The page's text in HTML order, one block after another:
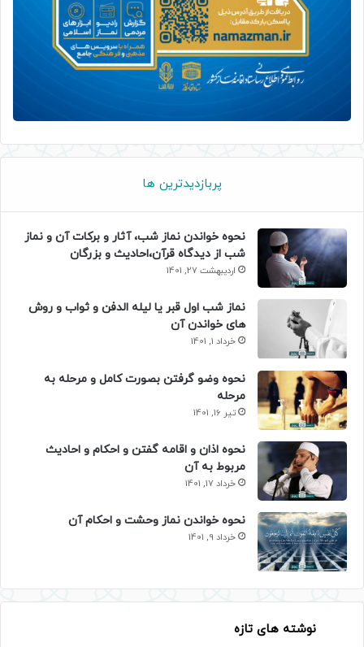
پربازدیدترین ها
نحوه خواندن نماز شب، آثار و برکات آن و نماز
شب از دیدگاه قرآن،احادیث و بزرگان
اردیبهشت 27, 1401
نماز شب اول قبر یا لیله الدفن و ثواب و روش
های خواندن آن
خرداد 1, 1401
نحوه وضو گرفتن بصورت کامل و مرحله به
مرحله
تیر 16, 1401
نحوه اذان و اقامه گفتن و احکام و احادیث
مربوط به آن
خرداد 17, 1401
نحوه خواندن نماز وحشت و احکام آن
خرداد 9, 1401
نوشته های تازه